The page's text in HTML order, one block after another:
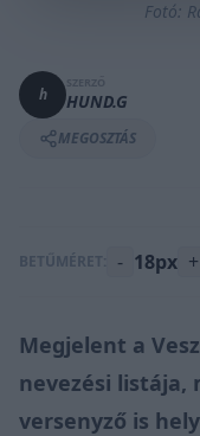
Fotó:
h HUND.G
MEGOSZTÁS
BETŰMÉRET: - 18px +
Megjelent a
nevezési listája,
versenyző is